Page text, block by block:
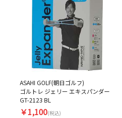
ASAHI GOLF(朝日ゴルフ)
ゴルトレ ジェリー エキスパンダー
GT-2123 BL
￥1,100(税込)